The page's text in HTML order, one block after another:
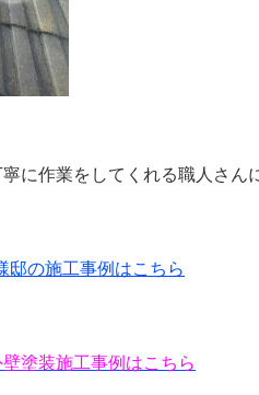
に作業をしてくれる職人さん
邸の施工事例はこちら
塗装施工事例はこちら